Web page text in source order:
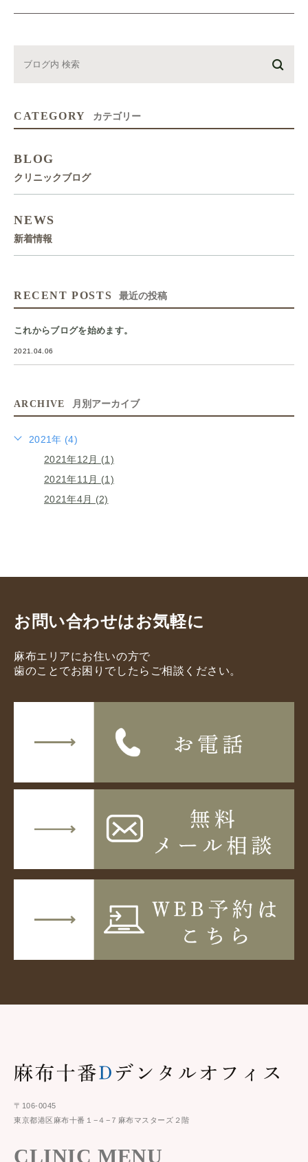
CATEGORY カテゴリー
BLOG
クリニックブログ
NEWS
新着情報
RECENT POSTS 最近の投稿
これからブログを始めます。
2021.04.06
ARCHIVE 月別アーカイブ
2021年 (4)
2021年12月 (1)
2021年11月 (1)
2021年4月 (2)
お問い合わせはお気軽に
麻布エリアにお住いの方で
歯のことでお困りでしたらご相談ください。
〒106-0045
東京都港区麻布十番１−４−７麻布マスターズ２階
CLINIC MENU